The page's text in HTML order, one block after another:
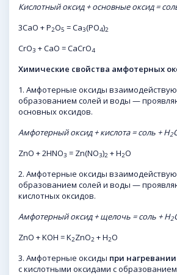
Кислотный оксид + основные оксид =
3CaO + P2O5 = Ca3(PO4)2
CrO3 + CaO = CaCrO4
Химические свойства амфотерных
1. Амфотерные оксиды
образованием солей и воды —
основных оксидов.
Амфотерный оксид + кислота = соль + H2
ZnO + 2HNO3 = Zn(NO3)2 + H2O
2. Амфотерные оксиды
образованием солей и воды —
кислотных оксидов.
Амфотерный оксид + щелочь = соль + H2
ZnO + KOH = K2ZnO2 + H2O
3. Амфотерные оксиды при нагревании
с кислотными оксидами с